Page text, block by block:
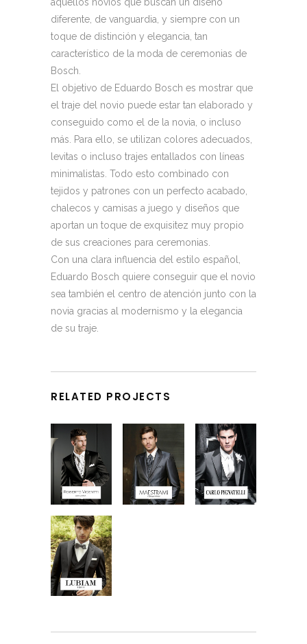
diferente, de vanguardia, y siempre con un
toque de distinción y elegancia, tan
característico de la moda de ceremonias de
Bosch.
El objetivo de Eduardo Bosch es mostrar que
el traje del novio puede estar tan elaborado y
conseguido como el de la novia, o incluso
más. Para ello, se utilizan colores adecuados,
levitas o incluso trajes entallados con líneas
minimalistas. Todo esto combinado con
tejidos y patrones con un perfecto acabado,
chalecos y camisas a juego y diseños que
aportan un toque de exquisitez muy propio
de sus creaciones para ceremonias.
Con una clara influencia del estilo español,
Eduardo Bosch quiere conseguir que el novio
sea también el centro de atención junto con la
novia gracias al modernismo y la elegancia
de su traje.
RELATED PROJECTS